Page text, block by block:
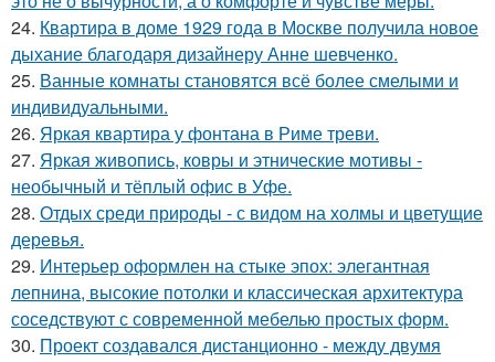
24. Квартира в доме 1929 года в Москве получила новое
дыхание благодаря дизайнеру Анне шевченко.
25. Ванные комнаты становятся всё более смелыми и
индивидуальными.
26. Яркая квартира у фонтана в Риме треви.
27. Яркая живопись, ковры и этнические мотивы -
необычный и тёплый офис в Уфе.
28. Отдых среди природы - с видом на холмы и цветущие
деревья.
29. Интерьер оформлен на стыке эпох: элегантная
лепнина, высокие потолки и классическая архитектура
соседствуют с современной мебелью простых форм.
30. Проект создавался дистанционно - между двумя